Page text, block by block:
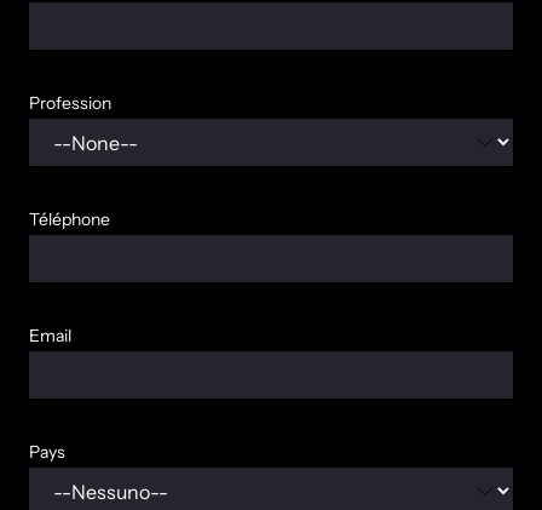
Profession
Téléphone
Email
Pays